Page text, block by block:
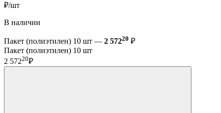
₽/шт
В наличии
Пакет (полиэтилен) 10 шт — 2 57220 ₽
Пакет (полиэтилен) 10 шт
2 57220₽